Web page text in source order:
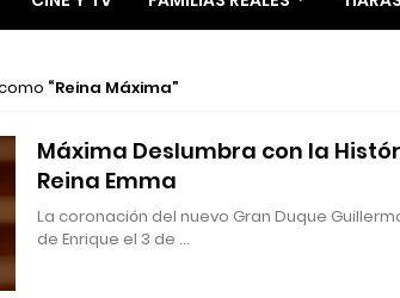
Reina Máxima
Máxima Deslumbra con la
Reina Emma
La coronación del nuevo Gran Duque
de Enrique el 3 de …